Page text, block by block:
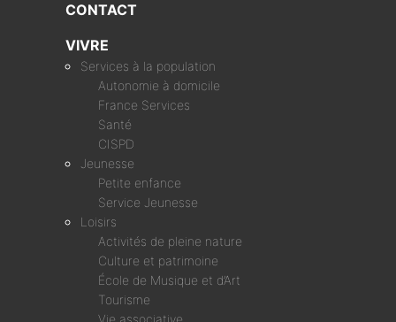
CONTACT
VIVRE
Services à la population
Autonomie à domicile
France Services
Santé
CISPD
Jeunesse
Petite enfance
Service Jeunesse
Loisirs
Activités de pleine nature
Culture et patrimoine
École de Musique et d’Art
Tourisme
Vie associative